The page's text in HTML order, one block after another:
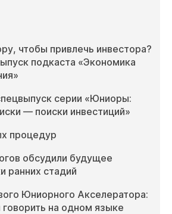
чтобы привлечь инвестора?
подкаста «Экономика
серии «Юниоры:
— поиски инвестиций»
процедур
обсудили будущее
ранних стадий
Юниорного Акселератора:
говорить на одном языке